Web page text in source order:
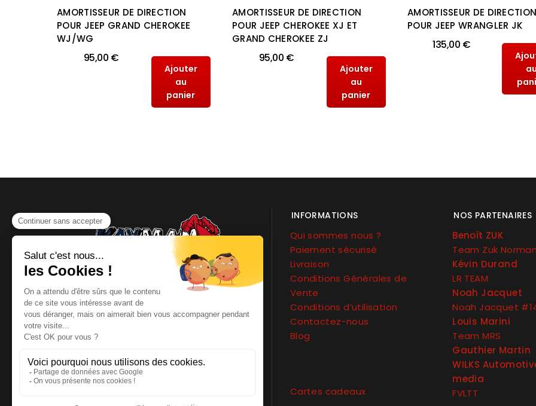
AMORTISSEUR DE DIRECTION
POUR JEEP GRAND CHEROKEE
WJ/WG
95,00 €
Ajouter
au
panier
AMORTISSEUR DE DIRECTION
POUR JEEP CHEROKEE XJ ET
GRAND CHEROKEE ZJ
95,00 €
Ajouter
au
panier
AMORTISSEUR DE
POUR JEEP WRANGLER JK
135,00 €
NOUS CONTACTER
Email
offroad.fr
INFORMATIONS
Qui sommes nous ?
Paiement sécurisé
Livraison
Conditions Générales de
Vente
Conditions d’utilisation
Contactez-nous
Blog
Cartes cadeaux
NOS PARTENAIRES
Benoît ZUK
Team Zuk
Kévin Durand
LR TEAM
Noah Jacquet
Noah Jacquet
Louis Marini
Team MRS
Gauthier Martin
WILKS
media
FVLTT